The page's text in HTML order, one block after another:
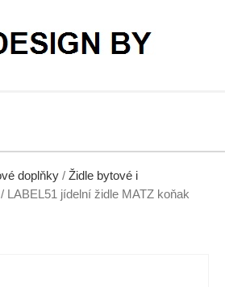
doplňky / Židle bytové i
/ LABEL51 jídelní židle MATZ koňak